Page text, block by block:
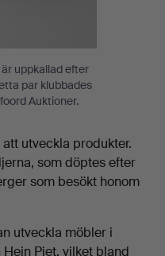
uppkallad efter
par klubbades
Auktioner.
utveckla produkter.
som döptes efter
som besökt honom
utveckla möbler i
Piet, vilket bland